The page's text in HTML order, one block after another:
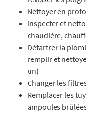
Nettoyer en
Inspecter et
chaudière,
Détartrer la
remplir et
un)
Changer les
Remplacer les
ampoules